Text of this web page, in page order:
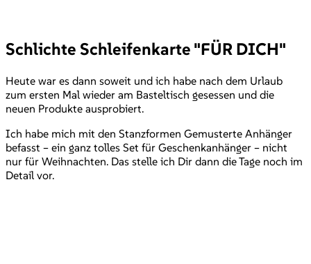
Schlichte Schleifenkarte "FÜR DICH"
Heute war es dann soweit und ich habe nach dem Urlaub
zum ersten Mal wieder am Basteltisch gesessen und die
neuen Produkte ausprobiert.
Ich habe mich mit den Stanzformen Gemusterte Anhänger
befasst – ein ganz tolles Set für Geschenkanhänger – nicht
nur für Weihnachten. Das stelle ich Dir dann die Tage noch im
Detail vor.